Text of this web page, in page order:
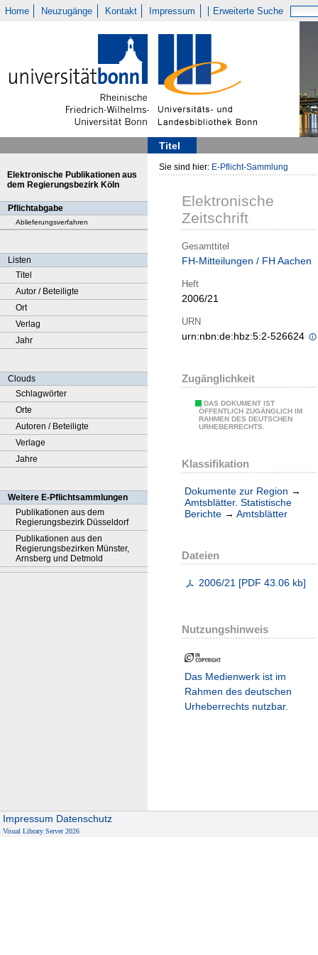
Home Neuzugänge Kontakt Impressum Erweiterte Suche
Titel
Elektronische Publikationen aus
dem Regierungsbezirk Köln
Pflichtabgabe
Ablieferungsverfahren
Listen
Titel
Autor / Beteiligte
Ort
Verlag
Jahr
Clouds
Schlagwörter
Orte
Autoren / Beteiligte
Verlage
Jahre
Weitere E-Pflichtsammlungen
Publikationen aus dem
Regierungsbezirk Düsseldorf
Publikationen aus den
Regierungsbezirken Münster,
Arnsberg und Detmold
Sie sind hier: E-Pflicht-Sammlung
Elektronische
Zeitschrift
Gesamttitel
FH-Mitteilungen / FH Aachen
Heft
2006/21
URN
urn:nbn:de:hbz:5:2-526624
Zugänglichkeit
DAS DOKUMENT IST
ÖFFENTLICH ZUGÄNGLICH IM
RAHMEN DES DEUTSCHEN
URHEBERRECHTS.
Klassifikation
Dokumente zur Region →
Amtsblätter. Statistische
Berichte → Amtsblätter
Dateien
2006/21 [PDF 43.06 kb]
Nutzungshinweis
Das Medienwerk ist im
Rahmen des deutschen
Urheberrechts nutzbar.
Impressum Datenschutz
Visual Library Server 2026